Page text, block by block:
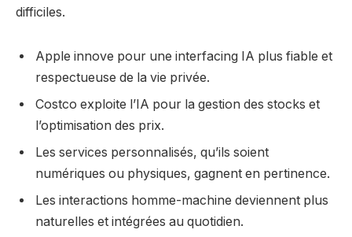
difficiles.
Apple innove pour une interfacing IA plus fiable et
respectueuse de la vie privée.
Costco exploite l’IA pour la gestion des stocks et
l’optimisation des prix.
Les services personnalisés, qu’ils soient
numériques ou physiques, gagnent en pertinence.
Les interactions homme-machine deviennent plus
naturelles et intégrées au quotidien.